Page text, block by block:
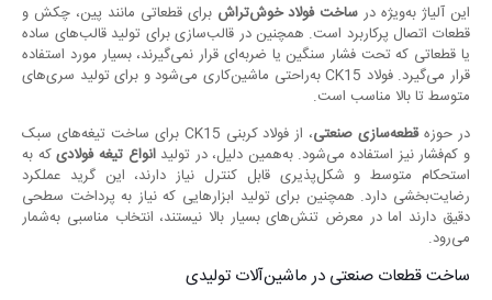
این آلیاژ به‌ویژه در ساخت فولاد خوش‌تراش برای قطعاتی مانند پین، چکش و
قطعات اتصال پرکاربرد است. همچنین در قالب‌سازی برای تولید قالب‌های ساده
یا قطعاتی که تحت فشار سنگین یا ضربه‌ای قرار نمی‌گیرند، بسیار مورد استفاده
قرار می‌گیرد. فولاد CK15 به‌راحتی ماشین‌کاری می‌شود و برای تولید سری‌های
متوسط تا بالا مناسب است.
در حوزهقطعه‌سازی صنعتی
، از فولاد کربنی CK15 برای ساخت تیغه‌های سبک
و کم‌فشار نیز استفاده می‌شود. به‌همین دلیل، در تولیدانواع تیغه فولادیکه به
استحکام متوسط و شکل‌پذیری قابل کنترل نیاز دارند، این گرید عملکرد
رضایت‌بخشی دارد. همچنین برای تولید ابزارهایی که نیاز به پرداخت سطحی
دقیق دارند اما در معرض تنش‌های بسیار بالا نیستند، انتخاب مناسبی به‌شمار
می‌رود.
ساخت قطعات صنعتی در ماشین‌آلات تولیدی